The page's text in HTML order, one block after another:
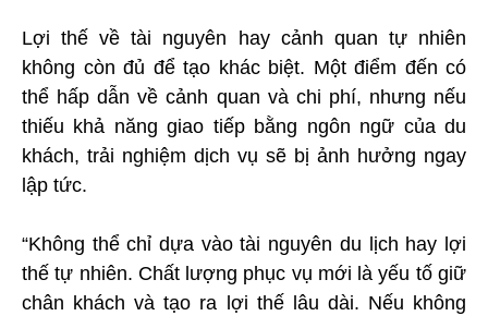
Lợi thế về tài nguyên hay cảnh quan tự nhiên
không còn đủ để tạo khác biệt. Một điểm đến có
thể hấp dẫn về cảnh quan và chi phí, nhưng nếu
thiếu khả năng giao tiếp bằng ngôn ngữ của du
khách, trải nghiệm dịch vụ sẽ bị ảnh hưởng ngay
lập tức.
“Không thể chỉ dựa vào tài nguyên du lịch hay lợi
thế tự nhiên. Chất lượng phục vụ mới là yếu tố giữ
chân khách và tạo ra lợi thế lâu dài. Nếu không